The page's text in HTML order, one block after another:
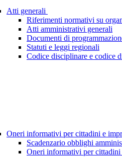
Atti generali
Riferimenti normativi su
Atti amministrativi generali
Documenti di
Statuti e leggi regionali
Codice disciplinare e codice
Oneri informativi per cittadini e
Scadenzario obblighi
Oneri informativi per cittadini